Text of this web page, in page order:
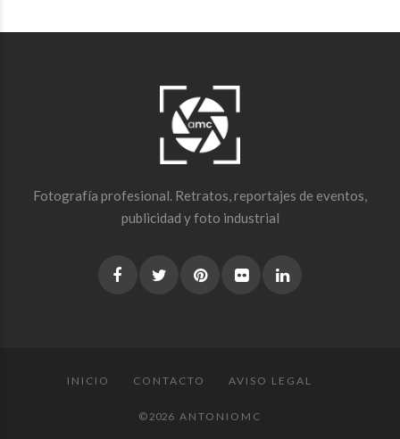
Fotografía profesional. Retratos, reportajes de eventos,
publicidad y foto industrial
INICIO CONTACTO AVISO LEGAL
© 2026 ANTONIOMC